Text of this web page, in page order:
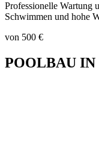
Professionelle Wartung
Schwimmen und hohe
von 500 €
POOLBAU